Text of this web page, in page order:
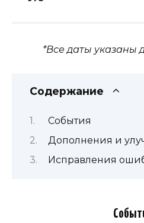
*Все даты указаны
Содержание
События
Дополнения и
Исправления